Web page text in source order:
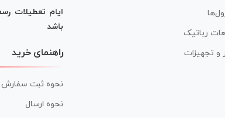
رباتیک
و تجهیزات
ایام تعطیلات
باشد
راهنمای خرید
نحوه ثبت سفارش
نحوه ارسال